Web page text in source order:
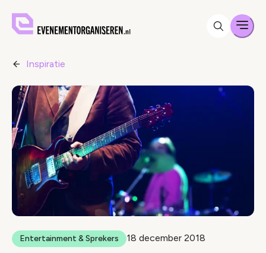
Inspiratie
Entertainment & Sprekers 18 december 2018